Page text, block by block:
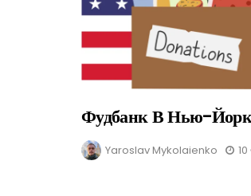
Фудбанк В Нью-
Yaroslav Mykolaienko